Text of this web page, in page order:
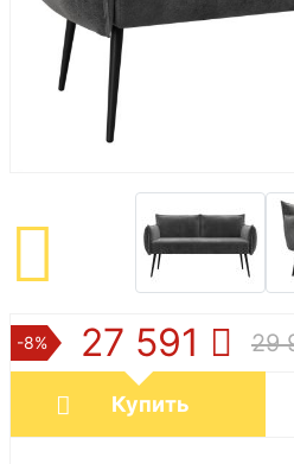
-8% 27 591 29
Купить